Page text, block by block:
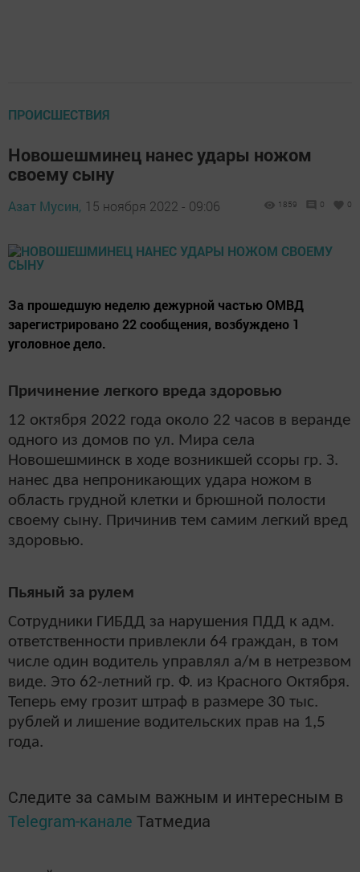
ПРОИСШЕСТВИЯ
Новошешминец нанес удары ножом
своему сыну
Азат Мусин, 15 ноября 2022 - 09:06 1859 0 0
За прошедшую неделю дежурной частью ОМВД
зарегистрировано 22 сообщения, возбуждено 1
уголовное дело.
Причинение легкого вреда здоровью
12 октября 2022 года около 22 часов в веранде
одного из домов по ул. Мира села
Новошешминск в ходе возникшей ссоры гр. З.
нанес два непроникающих удара ножом в
область грудной клетки и брюшной полости
своему сыну. Причинив тем самим легкий вред
здоровью.
Пьяный за рулем
Сотрудники ГИБДД за нарушения ПДД к адм.
ответственности привлекли 64 граждан, в том
числе один водитель управлял а/м в нетрезвом
виде. Это 62-летний гр. Ф. из Красного Октября.
Теперь ему грозит штраф в размере 30 тыс.
рублей и лишение водительских прав на 1,5
года.
Следите за самым важным и интересным в
Telegram-канале Татмедиа